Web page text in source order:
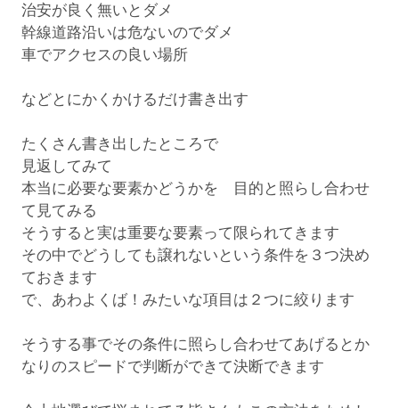
治安が良く無いとダメ
幹線道路沿いは危ないのでダメ
車でアクセスの良い場所
などとにかくかけるだけ書き出す
たくさん書き出したところで
見返してみて
本当に必要な要素かどうかを 目的と照らし合わせ
て見てみる
そうすると実は重要な要素って限られてきます
その中でどうしても譲れないという条件を３つ決め
ておきます
で、あわよくば！みたいな項目は２つに絞ります
そうする事でその条件に照らし合わせてあげるとか
なりのスピードで判断ができて決断できます